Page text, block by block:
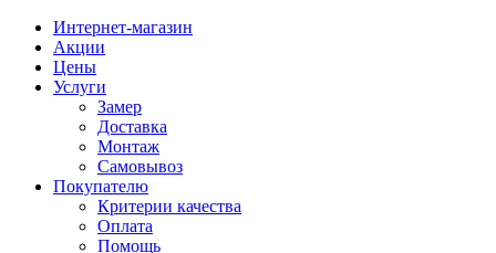
Интернет-магазин
Акции
Цены
Услуги
Замер
Доставка
Монтаж
Самовывоз
Покупателю
Критерии качества
Оплата
Помощь